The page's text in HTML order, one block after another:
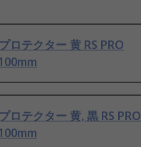
ロテクター 黄 RS PRO
ロテクター 黄, 黒 RS PRO